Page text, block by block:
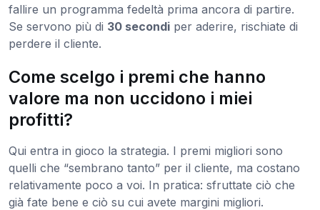
fallire un programma fedeltà prima ancora di partire.
Se servono più di 30 secondi per aderire, rischiate di
perdere il cliente.
Come scelgo i premi che hanno
valore ma non uccidono i miei
profitti?
Qui entra in gioco la strategia. I premi migliori sono
quelli che “sembrano tanto” per il cliente, ma costano
relativamente poco a voi. In pratica: sfruttate ciò che
già fate bene e ciò su cui avete margini migliori.